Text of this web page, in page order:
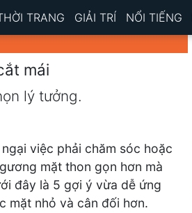
TRANG GIẢI TRÍ NỔI TIẾNG
mái
lý tưởng.
việc phải chăm sóc hoặc
mặt thon gọn hơn mà
đây là 5 gợi ý vừa dễ ứng
mặt nhỏ và cân đối hơn.